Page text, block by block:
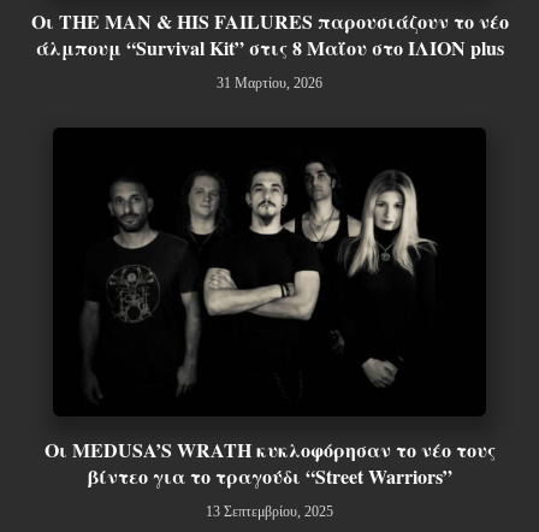
Οι THE MAN & HIS FAILURES παρουσιάζουν το νέο
άλμπουμ “Survival Kit” στις 8 Μαΐου στο ΙΛΙΟΝ plus
31 Μαρτίου, 2026
Οι MEDUSA’S WRATH κυκλοφόρησαν το νέο τους
βίντεο για το τραγούδι “Street Warriors”
13 Σεπτεμβρίου, 2025